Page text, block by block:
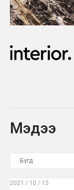
Мэдээ
2021 / 10 / 15